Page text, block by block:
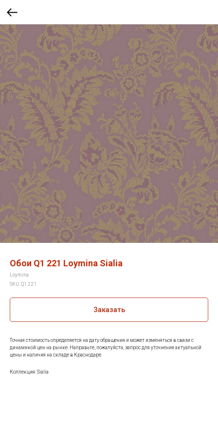
Обои Q1 221 Loymina Sialia
Loymina
SKU:Q1 221
Заказать
Точная стоимость определяется на дату обращения и может изменяться в связи с
динамикой цен на рынке. Направьте, пожалуйста, запрос для уточнения актуальной
цены и наличия на складе в Краснодаре.
Коллекция: Sialia